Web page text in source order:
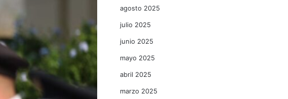
agosto 2025
julio 2025
junio 2025
mayo 2025
abril 2025
marzo 2025